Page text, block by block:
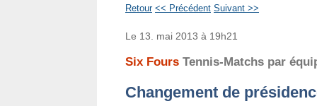
Retour << Précédent Suivant >>
Le 13. mai 2013 à 19h21
Six Fours Tennis-Matchs par
Changement de